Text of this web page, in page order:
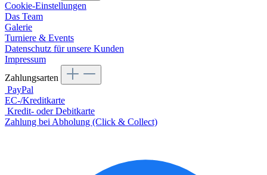
Cookie-Einstellungen
Das Team
Galerie
Turniere & Events
Datenschutz für unsere Kunden
Impressum
Zahlungsarten
PayPal
EC-/Kreditkarte
Kredit- oder Debitkarte
Zahlung bei Abholung (Click & Collect)